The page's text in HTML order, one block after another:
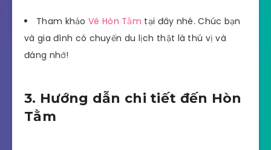
Tham khảo Vé Hòn Tằm tại đây nhé. Chúc bạn
và gia đình có chuyến du lịch thật là thú vị và
đáng nhớ!
3. Hướng dẫn chi tiết đến Hòn
Tằm